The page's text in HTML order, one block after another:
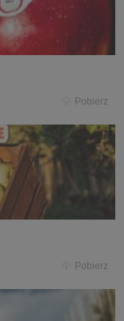
Pobierz
Pobierz